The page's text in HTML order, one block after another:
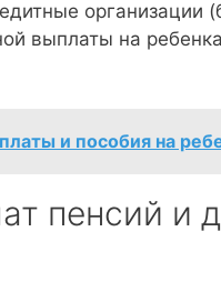
организации
выплаты на
и пособия на
пенсий и